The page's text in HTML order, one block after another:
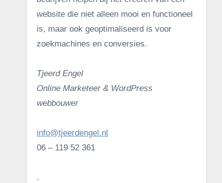
website die niet alleen mooi en functioneel
is, maar ook geoptimaliseerd is voor
zoekmachines en conversies.
Tjeerd Engel
Online Marketeer & WordPress
webbouwer
info@tjeerdengel.nl
06 – 119 52 361
.